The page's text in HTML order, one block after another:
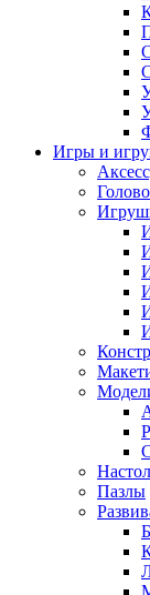
Игры и
Пазлы